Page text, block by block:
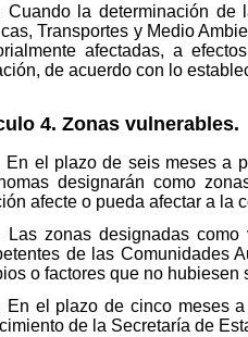
Cuando la determinación de
Transportes y Medio
afectadas, a
de acuerdo con lo
4. Zonas vulnerables.
En el plazo de seis meses a
designarán como
afecte o pueda afectar a la
Las zonas designadas
de las Comunidades
o factores que no
En el plazo de cinco meses
de la Secretaría de